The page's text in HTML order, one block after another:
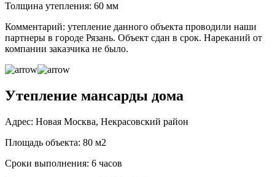
Толщина утепления: 60 мм
Комментарий: утепление данного объекта проводили наши
партнеры в городе Рязань. Объект сдан в срок. Нареканий от
компании заказчика не было.
Утепление мансарды дома
Адрес: Новая Москва, Некрасовский район
Площадь объекта: 80 м2
Сроки выполнения: 6 часов